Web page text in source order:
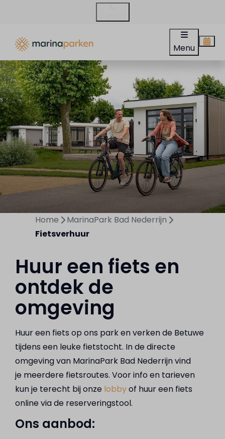
Menu
Home
MarinaPark Bad Nederrijn
Fietsverhuur
Huur een fiets en
ontdek de
omgeving
Huur een fiets op ons park en verken de Betuwe
tijdens een leuke fietstocht. In de directe
omgeving van MarinaPark Bad Nederrijn vind
je meerdere fietsroutes. Voor info en tarieven
kun je terecht bij onze lobbyof huur een fiets
online via de reserveringstool.
Ons aanbod: